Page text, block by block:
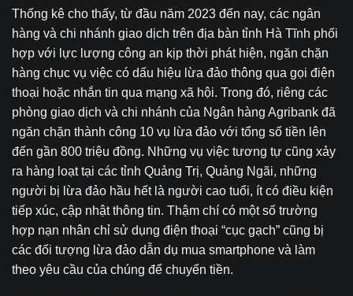
Thống kê cho thấy, từ đầu năm 2023 đến nay, các ngân
hàng và chi nhánh giao dịch trên địa bàn tỉnh Hà Tĩnh phối
hợp với lực lượng công an kịp thời phát hiện, ngăn chặn
hàng chục vụ việc có dấu hiệu lừa đảo thông qua gọi điện
thoại hoặc nhắn tin qua mạng xã hội. Trong đó, riêng các
phòng giao dịch và chi nhánh của Ngân hàng Agribank đã
ngăn chặn thành công 10 vụ lừa đảo với tổng số tiền lên
đến gần 800 triệu đồng. Những vụ việc tương tự cũng xảy
ra hàng loạt tại các tỉnh Quảng Trị, Quảng Ngãi, những
người bị lừa đảo hầu hết là người cao tuổi, ít có điều kiện
tiếp xúc, cập nhật thông tin. Thậm chí có một số trường
hợp nạn nhân chỉ sử dụng điện thoại “cục gạch” cũng bị
các đối tượng lừa đảo dẫn dụ mua smartphone và làm
theo yêu cầu của chúng để chuyển tiền.